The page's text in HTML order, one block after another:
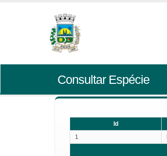
Consultar Espécie
Id
1